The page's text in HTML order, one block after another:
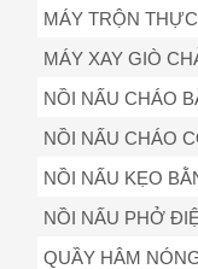
MÁY TRỘN
MÁY XAY GIÒ
NỒI NẤU CHÁO
NỒI NẤU CHÁO
NỒI NẤU KẸO
NỒI NẤU PHỞ
QUẦY HÂM